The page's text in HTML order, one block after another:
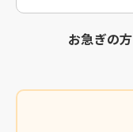
お急ぎの